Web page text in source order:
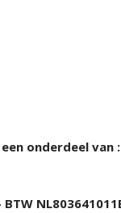
onderdeel van :